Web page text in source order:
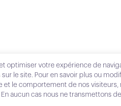
optimiser votre expérience de
le site. Pour en savoir plus ou
et le comportement de nos visiteurs,
aucun cas nous ne transmettons